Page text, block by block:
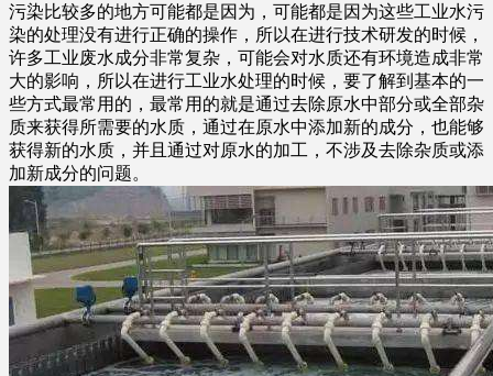
污染比较多的地方可能都是因为，可能都是因为这些工业水污
染的处理没有进行正确的操作，所以在进行技术研发的时候，
许多工业废水成分非常复杂，可能会对水质还有环境造成非常
大的影响，所以在进行工业水处理的时候，要了解到基本的一
些方式最常用的，最常用的就是通过去除原水中部分或全部杂
质来获得所需要的水质，通过在原水中添加新的成分，也能够
获得新的水质，并且通过对原水的加工，不涉及去除杂质或添
加新成分的问题。